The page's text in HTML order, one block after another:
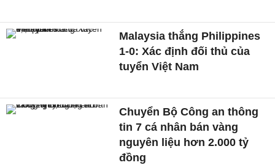
Malaysia thắng Philippines
1-0: Xác định đối thủ của
tuyển Việt Nam
Chuyển Bộ Công an thông
tin 7 cá nhân bán vàng
nguyên liệu hơn 2.000 tỷ
đồng